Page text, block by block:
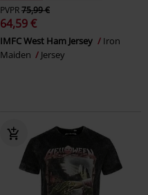
PVPR75,99 €
64,59 €
IMFC West Ham Jersey
Iron
Maiden
Jersey